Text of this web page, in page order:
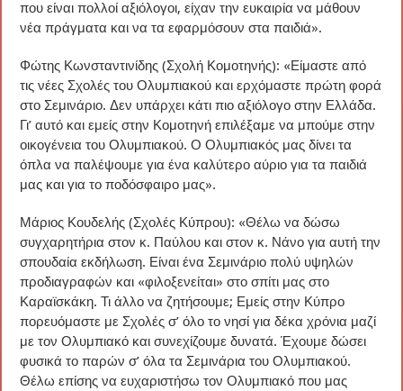
που είναι πολλοί αξιόλογοι, είχαν την ευκαιρία να μάθουν
νέα πράγματα και να τα εφαρμόσουν στα παιδιά».
Φώτης Κωνσταντινίδης (Σχολή Κομοτηνής): «Είμαστε από
τις νέες Σχολές του Ολυμπιακού και ερχόμαστε πρώτη φορά
στο Σεμινάριο. Δεν υπάρχει κάτι πιο αξιόλογο στην Ελλάδα.
Γι’ αυτό και εμείς στην Κομοτηνή επιλέξαμε να μπούμε στην
οικογένεια του Ολυμπιακού. Ο Ολυμπιακός μας δίνει τα
όπλα να παλέψουμε για ένα καλύτερο αύριο για τα παιδιά
μας και για το ποδόσφαιρο μας».
Μάριος Κουδελής (Σχολές Κύπρου): «Θέλω να δώσω
συγχαρητήρια στον κ. Παύλου και στον κ. Νάνο για αυτή την
σπουδαία εκδήλωση. Είναι ένα Σεμινάριο πολύ υψηλών
προδιαγραφών και «φιλοξενείται» στο σπίτι μας στο
Καραϊσκάκη. Τι άλλο να ζητήσουμε; Εμείς στην Κύπρο
πορευόμαστε με Σχολές σ’ όλο το νησί για δέκα χρόνια μαζί
με τον Ολυμπιακό και συνεχίζουμε δυνατά. Έχουμε δώσει
φυσικά το παρών σ’ όλα τα Σεμινάρια του Ολυμπιακού.
Θέλω επίσης να ευχαριστήσω τον Ολυμπιακό που μας